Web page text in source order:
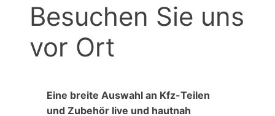
Besuchen Sie uns
vor Ort
Eine breite Auswahl an Kfz-Teilen
und Zubehör live und hautnah